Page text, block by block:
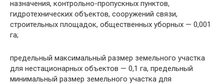
назначения, контрольно-пропускных пунктов,
гидротехнических объектов, сооружений связи,
строительных площадок, общественных уборных — 0,001
га;
предельный максимальный размер земельного участка
для нестационарных объектов — 0,1 га, предельный
минимальный размер земельного участка для